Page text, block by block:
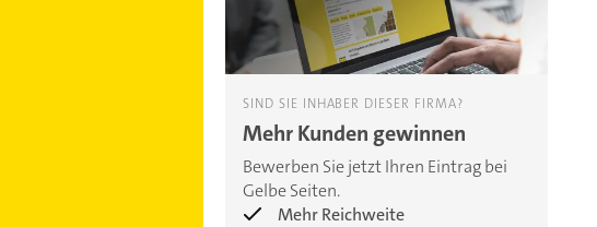
SIND SIE INHABER DIESER FIRMA?
Mehr Kunden gewinnen
Bewerben Sie jetzt Ihren Eintrag bei
Gelbe Seiten.
Mehr Reichweite